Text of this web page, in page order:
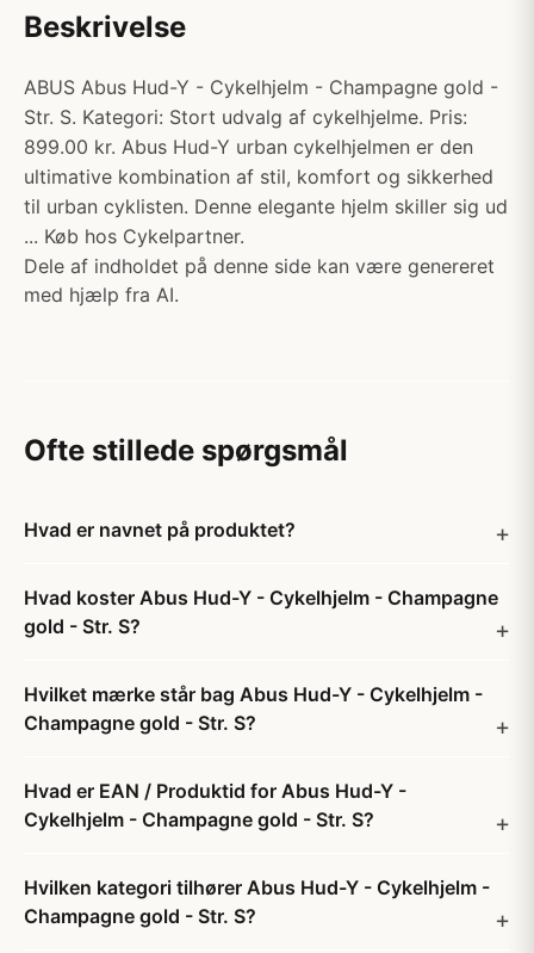
Beskrivelse
ABUS Abus Hud-Y - Cykelhjelm - Champagne gold -
Str. S. Kategori: Stort udvalg af cykelhjelme. Pris:
899.00 kr. Abus Hud-Y urban cykelhjelmen er den
ultimative kombination af stil, komfort og sikkerhed
til urban cyklisten. Denne elegante hjelm skiller sig ud
... Køb hos Cykelpartner.
Dele af indholdet på denne side kan være genereret
med hjælp fra AI.
Ofte stillede spørgsmål
Hvad er navnet på produktet?
Hvad koster Abus Hud-Y - Cykelhjelm - Champagne
gold - Str. S?
Hvilket mærke står bag Abus Hud-Y - Cykelhjelm -
Champagne gold - Str. S?
Hvad er EAN / Produktid for Abus Hud-Y -
Cykelhjelm - Champagne gold - Str. S?
Hvilken kategori tilhører Abus Hud-Y - Cykelhjelm -
Champagne gold - Str. S?